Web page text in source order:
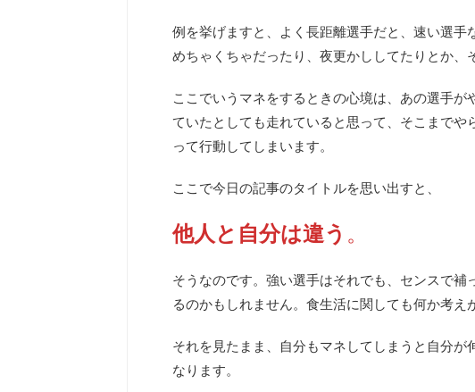
例を挙げますと、よく長距離選手だと、速い選
めちゃくちゃだったり、夜更かししてたりとか、
ここでいうマネをするときの心境は、あの選手
ていたとしても走れていると思って、そこまで
って行動してしまいます。
ここで今日の記事のタイトルを思い出すと、
他人と自分は違う 。
そうなのです。強い選手はそれでも、センスで
るのかもしれません。食生活に関しても何か考え
それを見たまま、自分もマネしてしまうと自分
なります。